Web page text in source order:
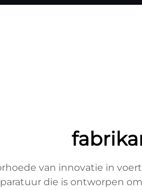
van innovatie in
die is ontworpen